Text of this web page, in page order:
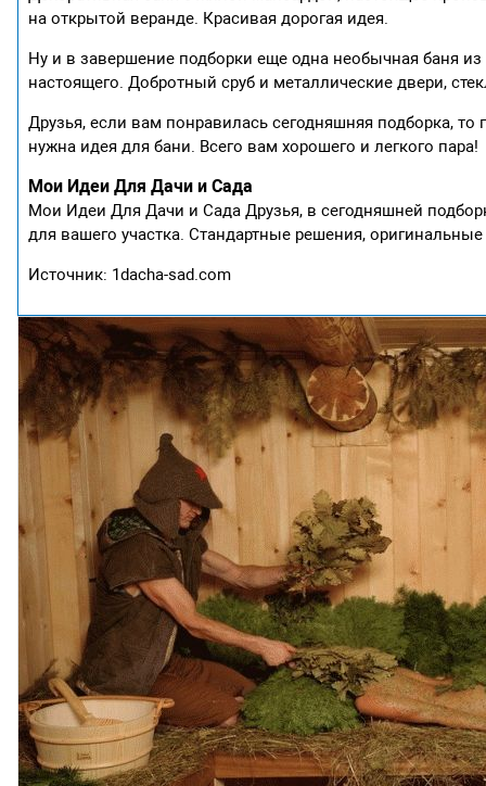
на открытой веранде. Красивая дорогая идея.
Ну и в завершение подборки еще одна необычная баня
настоящего. Добротный сруб и металлические двери,
Друзья, если вам понравилась сегодняшняя подборка,
нужна идея для бани. Всего вам хорошего и легкого пара!
Мои Идеи Для Дачи и Сада
Мои Идеи Для Дачи и Сада Друзья, в сегодняшней
для вашего участка. Стандартные решения,
Источник: 1dacha-sad.com